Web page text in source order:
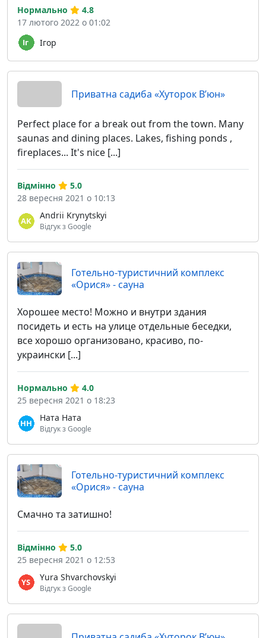
Ігор
Нормально
4.8
17 лютого 2022 о 01:02
Приватна садиба «Хуторок В’юн»
Perfect place for a break out from the town. Many
saunas and dining places. Lakes, fishing ponds ,
fireplaces... It's nice [...]
Andrii Krynytskyi
Відгук з Google
Відмінно
5.0
28 вересня 2021 о 10:13
Готельно-туристичний комплекс
«Орися» - сауна
Хорошее место! Можно и внутри здания
посидеть и есть на улице отдельные беседки,
все хорошо организовано, красиво, по-
украински [...]
Ната Ната
Відгук з Google
Нормально
4.0
25 вересня 2021 о 18:23
Готельно-туристичний комплекс
«Орися» - сауна
Смачно та затишно!
Yura Shvarchovskyi
Відгук з Google
Відмінно
5.0
25 вересня 2021 о 12:53